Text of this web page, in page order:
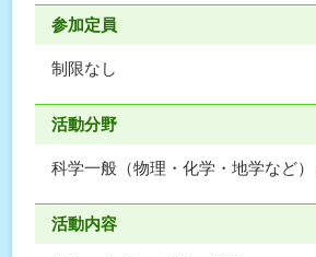
参加定員
制限なし
活動分野
科学一般（物理・化学・地学など
活動内容